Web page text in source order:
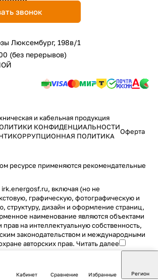
Кабинет Сравнение Избранные Регион
звонок
Люксембург, 198в/1
(без перерывов)
и кабельная продукция
КОНФИДЕНЦИАЛЬНОСТИ
ПОЛИТИКА
Оферта
ресурсе применяются рекомендательные
irk.energosf.ru, включая (но не
графическую, фотографическую и
структуру, дизайн и оформление страниц,
наименование являются объектами
прав на интеллектуальную собственность,
законодательством и международными
авторских прав. Читать далее